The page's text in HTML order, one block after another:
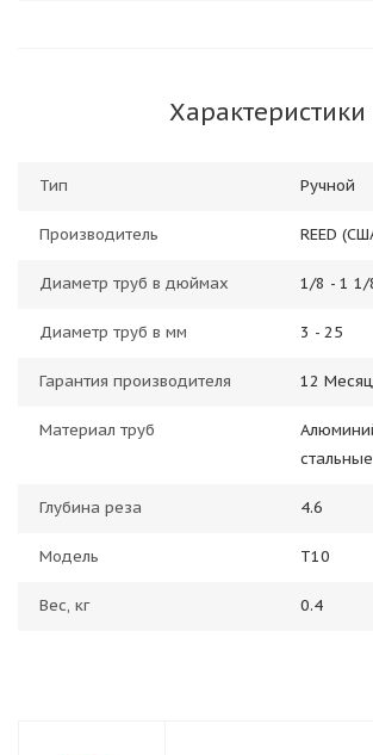
Характеристики
Тип Ручной
Производитель REED
Диаметр труб в дюймах 1/8 - 1 1/
Диаметр труб в мм 3 - 25
Гарантия производителя 12
Материал труб
Глубина реза 4.6
Модель T10
Вес, кг 0.4